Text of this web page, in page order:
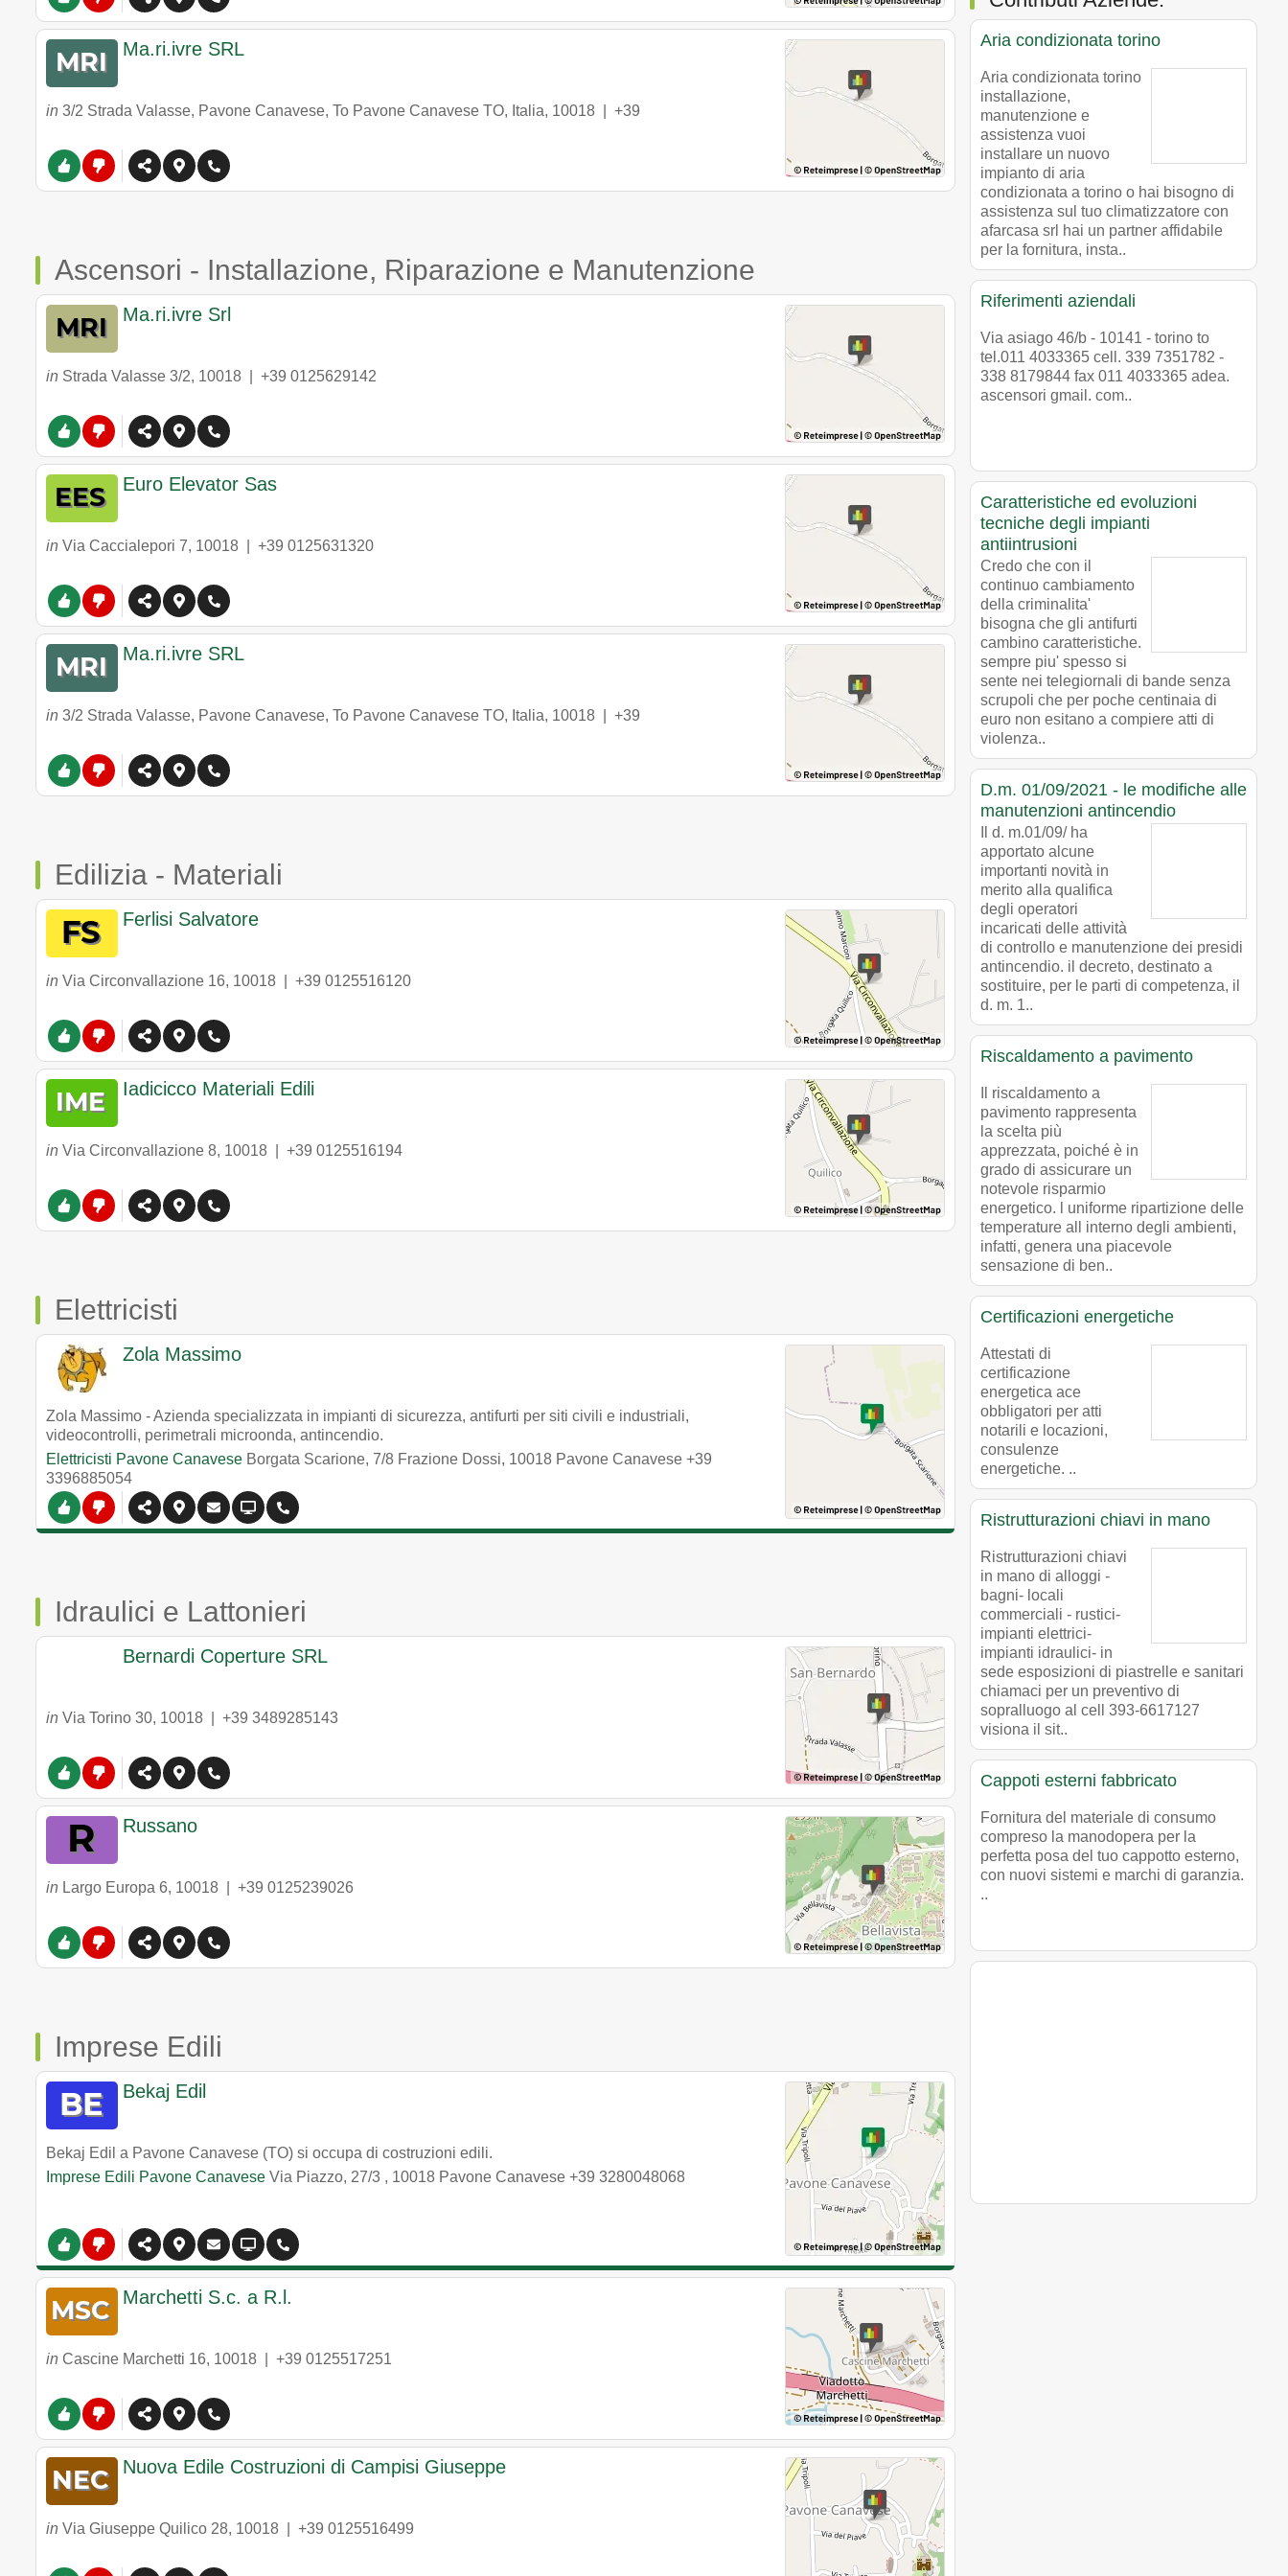
Ma.ri.ivre SRL
in 3/2 Strada Valasse, Pavone Canavese, To Pavone Canavese TO, Italia, 10018 +39
Ascensori - Installazione, Riparazione e Manutenzione
Ma.ri.ivre Srl
in Strada Valasse 3/2, 10018 +39 0125629142
Euro Elevator Sas
in Via Caccialepori 7, 10018 +39 0125631320
Ma.ri.ivre SRL
in 3/2 Strada Valasse, Pavone Canavese, To Pavone Canavese TO, Italia, 10018 +39
Edilizia - Materiali
Ferlisi Salvatore
in Via Circonvallazione 16, 10018 +39 0125516120
Iadicicco Materiali Edili
in Via Circonvallazione 8, 10018 +39 0125516194
Elettricisti
Zola Massimo
Zola Massimo - Azienda specializzata in impianti di sicurezza, antifurti per siti civili e industriali,
videocontrolli, perimetrali microonda, antincendio.
Elettricisti Pavone Canavese Borgata Scarione, 7/8 Frazione Dossi, 10018 Pavone Canavese +39
3396885054
Idraulici e Lattonieri
Bernardi Coperture SRL
in Via Torino 30, 10018 +39 3489285143
Russano
in Largo Europa 6, 10018 +39 0125239026
Imprese Edili
Bekaj Edil
Bekaj Edil a Pavone Canavese (TO) si occupa di costruzioni edili.
Imprese Edili Pavone Canavese Via Piazzo, 27/3 , 10018 Pavone Canavese +39 3280048068
Marchetti S.c. a R.l.
in Cascine Marchetti 16, 10018 +39 0125517251
Nuova Edile Costruzioni di Campisi Giuseppe
in Via Giuseppe Quilico 28, 10018 +39 0125516499
Aria condizionata torino
Aria condizionata torino
installazione,
manutenzione e
assistenza vuoi
installare un nuovo
impianto di aria
condizionata a torino o hai bisogno di
assistenza sul tuo climatizzatore con
afarcasa srl hai un partner affidabile
per la fornitura, insta..
Riferimenti aziendali
Via asiago 46/b - 10141 - torino to
tel.011 4033365 cell. 339 7351782 -
338 8179844 fax 011 4033365 adea.
ascensori gmail. com..
Caratteristiche ed evoluzioni
tecniche degli impianti
antiintrusioni
Credo che con il
continuo cambiamento
della criminalita'
bisogna che gli antifurti
cambino caratteristiche.
sempre piu' spesso si
sente nei telegiornali di bande senza
scrupoli che per poche centinaia di
euro non esitano a compiere atti di
violenza..
D.m. 01/09/2021 - le modifiche alle
manutenzioni antincendio
Il d. m.01/09/ ha
apportato alcune
importanti novità in
merito alla qualifica
degli operatori
incaricati delle attività
di controllo e manutenzione dei presidi
antincendio. il decreto, destinato a
sostituire, per le parti di competenza, il
d. m. 1..
Riscaldamento a pavimento
Il riscaldamento a
pavimento rappresenta
la scelta più
apprezzata, poiché è in
grado di assicurare un
notevole risparmio
energetico. l uniforme ripartizione delle
temperature all interno degli ambienti,
infatti, genera una piacevole
sensazione di ben..
Certificazioni energetiche
Attestati di
certificazione
energetica ace
obbligatori per atti
notarili e locazioni,
consulenze
energetiche. ..
Ristrutturazioni chiavi in mano
Ristrutturazioni chiavi
in mano di alloggi -
bagni- locali
commerciali - rustici-
impianti elettrici-
impianti idraulici- in
sede esposizioni di piastrelle e sanitari
chiamaci per un preventivo di
sopralluogo al cell 393-6617127
visiona il sit..
Cappoti esterni fabbricato
Fornitura del materiale di consumo
compreso la manodopera per la
perfetta posa del tuo cappotto esterno,
con nuovi sistemi e marchi di garanzia.
..